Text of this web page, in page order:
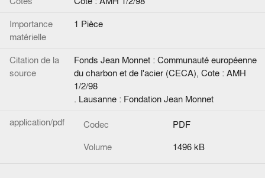
Importance
matérielle
1 Pièce
Citation de la
source
Fonds Jean Monnet : Communauté européenne
du charbon et de l'acier (CECA), Cote : AMH
1/2/98
. Lausanne : Fondation Jean Monnet
application/pdf
Codec
PDF
Volume
1496 kB